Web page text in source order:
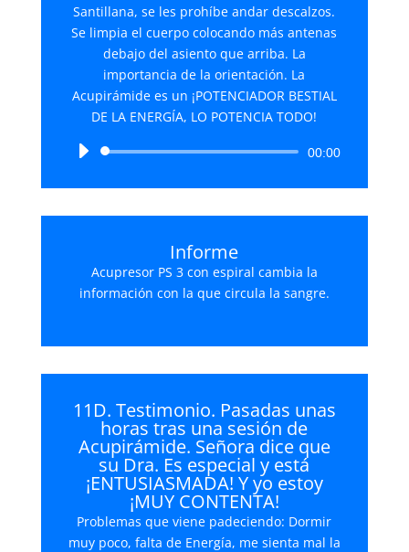
Santillana, se les prohíbe andar descalzos.
Se limpia el cuerpo colocando más antenas
debajo del asiento que arriba. La
importancia de la orientación. La
Acupirámide es un ¡POTENCIADOR BESTIAL
DE LA ENERGÍA, LO POTENCIA TODO!
Reproductor
audio
00:00
Informe
Acupresor PS 3 con espiral cambia la
información con la que circula la sangre.
11D. Testimonio. Pasadas unas
horas tras una sesión de
Acupirámide. Señora dice que
su Dra. Es especial y está
¡ENTUSIASMADA! Y yo estoy
¡MUY CONTENTA!
Problemas que viene padeciendo: Dormir
muy poco, falta de Energía, me sienta mal la